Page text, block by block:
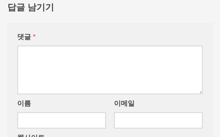
답글 남기기
댓글 *
이름 이메일